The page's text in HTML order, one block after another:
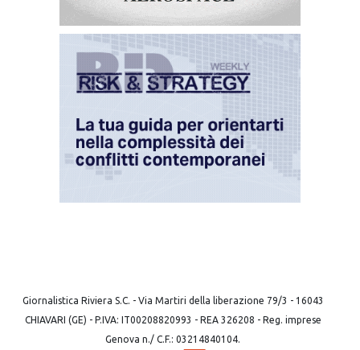
Giornalistica Riviera S.C. - Via Martiri della liberazione 79/3 - 16043
CHIAVARI (GE) - P.IVA: IT00208820993 - REA 326208 - Reg. imprese
Genova n./ C.F.: 03214840104.